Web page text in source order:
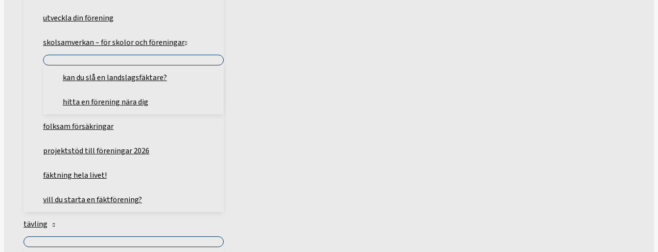
utveckla din förening
skolsamverkan – för skolor och föreningar
kan du slå en landslagsfäktare?
hitta en förening nära dig
folksam försäkringar
projektstöd till föreningar 2026
fäktning hela livet!
vill du starta en fäktförening?
tävling